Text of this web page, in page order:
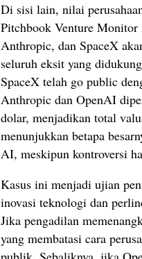
Di sisi lain, nilai
Pitchbook Venture
Anthropic, dan SpaceX
seluruh eksit yang
SpaceX telah go public
Anthropic dan OpenAI
dolar, menjadikan total
menunjukkan betapa
AI, meskipun kontroversi
Kasus ini menjadi ujian
inovasi teknologi dan
Jika pengadilan
yang membatasi cara